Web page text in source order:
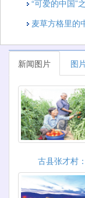
“可爱的中国”
麦草方格里的
新闻图片 图
古县张才村